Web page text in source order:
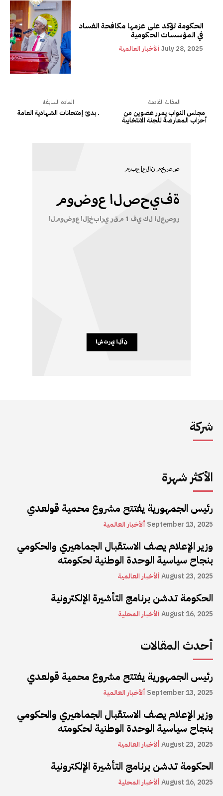
شركة
الأكثر شهرة
رئيس الجمهورية يفتتح مشروع محمية قولعدي
ألأخبار العالمية September 13, 2025
وزير الإعلام يصف الاستقبال الجماهيري والحكومي
بنجاح سياسية الوحدة الوطنية لحكومته
ألأخبار العالميةAugust 23, 2025
الحكومة تدشن برنامج التأشيرة الإلكترونية
ألأخبار المحليةAugust 16, 2025
أحدث المقالات
رئيس الجمهورية يفتتح مشروع محمية قولعدي
ألأخبار العالمية September 13, 2025
وزير الإعلام يصف الاستقبال الجماهيري والحكومي
بنجاح سياسية الوحدة الوطنية لحكومته
ألأخبار العالميةAugust 23, 2025
الحكومة تدشن برنامج التأشيرة الإلكترونية
ألأخبار المحليةAugust 16, 2025